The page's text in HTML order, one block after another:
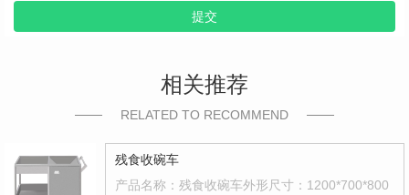
提交
相关推荐
RELATED TO RECOMMEND
残食收碗车
产品名称：残食收碗车外形尺寸：1200*700*800